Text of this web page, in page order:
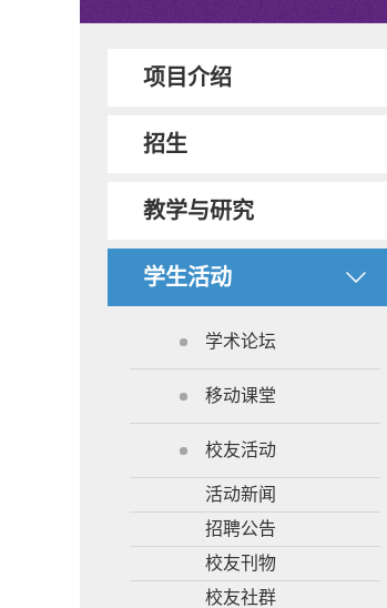
项目介绍
招生
教学与研究
学生活动
学术论坛
移动课堂
校友活动
活动新闻
招聘公告
校友刊物
校友社群